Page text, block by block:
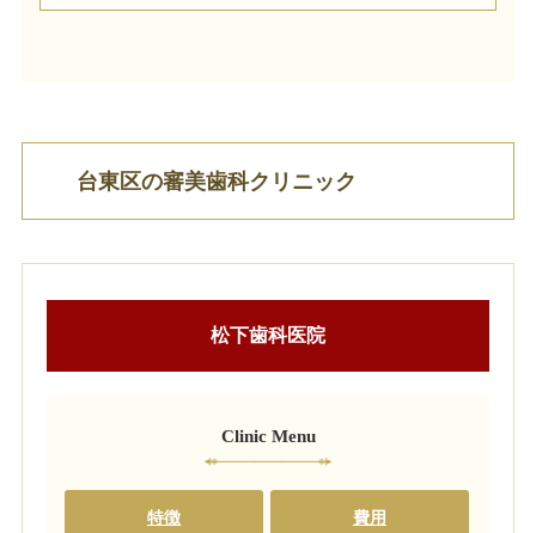
台東区の審美歯科クリニック
松下歯科医院
Clinic Menu
特徴 費用